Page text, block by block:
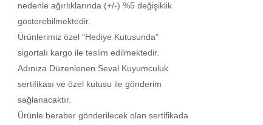
nedenle ağırlıklarında (+/-) %5 değişiklik
gösterebilmektedir.
Ürünlerimiz özel “Hediye Kutusunda”
sigortalı kargo ile teslim edilmektedir.
Adınıza Düzenlenen Seval Kuyumculuk
sertifikası ve özel kutusu ile gönderim
sağlanacaktır.
Ürünle beraber gönderilecek olan sertifikada